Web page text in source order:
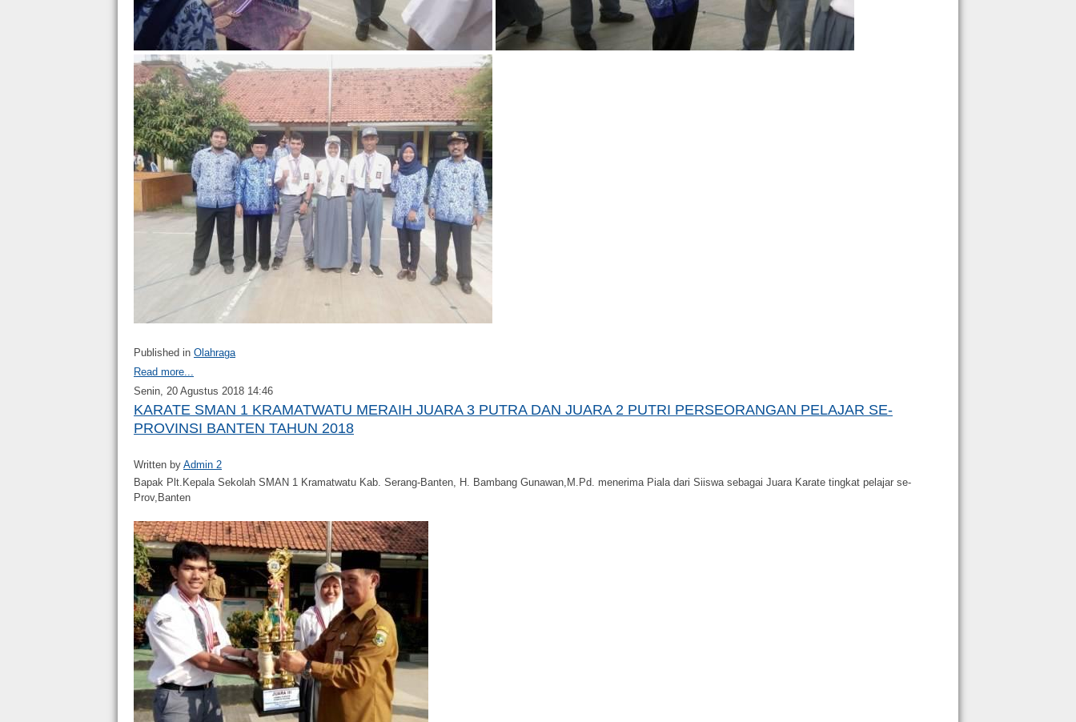
Published in Olahraga
Read more...
Senin, 20 Agustus 2018 14:46
KARATE SMAN 1 KRAMATWATU MERAIH JUARA 3 PUTRA DAN JUARA 2 PUTRI PERSEORANGAN PELAJAR SE-
PROVINSI BANTEN TAHUN 2018
Written by Admin 2
Bapak Plt.Kepala Sekolah SMAN 1 Kramatwatu Kab. Serang-Banten, H. Bambang Gunawan,M.Pd. menerima Piala dari Siiswa sebagai Juara Karate tingkat pelajar se-
Prov,Banten